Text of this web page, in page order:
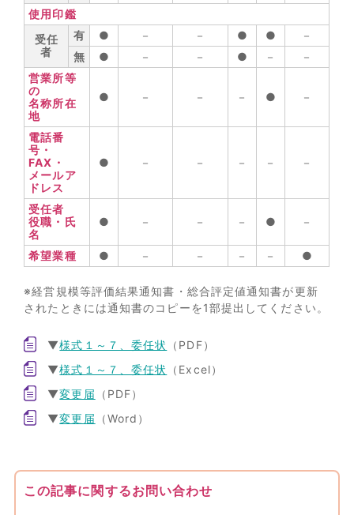
使用印鑑
受任
者
有 ● － － ● ●
－
無
● － － ● －
－
営業所等
の
名称所在
地
● － － － ● －
電話番
号・
FAX・
メールア
ドレス
● － － － － －
受任者
役職・氏
名
● － － － ● －
希望業種 ● － － － － ●
※経営規模等評価結果通知書・総合評定値通知書が更新
されたときには通知書のコピーを1部提出してください。
▼様式１～７、委任状
（PDF）
▼様式１～７、委任状
（Excel）
▼変更届
（PDF）
▼変更届 （Word）
この記事に関するお問い合わせ